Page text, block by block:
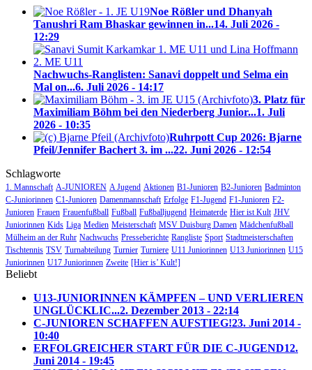
Noe Rößler und Dhanyah
Tanushri Ram Bhaskar gewinnen in...14. Juli 2026 -
12:29
Nachwuchs-Ranglisten: Sanavi doppelt und Selma ein
Mal on...6. Juli 2026 - 14:17
3. Platz für
Maximiliam Böhm bei den Niederberg Junior...1. Juli
2026 - 10:35
Ruhrpott Cup 2026: Bjarne
Pfeil/Jennifer Bachert 3. im ...22. Juni 2026 - 12:54
Schlagworte
1. Mannschaft A-JUNIOREN A Jugend Aktionen B1-Junioren B2-Junioren Badminton
C-Juniorinnen C1-Junioren Damenmannschaft Erfolge F1-Jugend F1-Junioren F2-
Junioren Frauen Frauenfußball Fußball Fußballjugend Heimaterde Hier ist Kult JHV
Juniorinnen Kids Liga Medien Meisterschaft MSV Duisburg Damen Mädchenfußball
Mülheim an der Ruhr Nachwuchs Presseberichte Rangliste Sport Stadtmeisterschaften
Tischtennis TSV Turnabteilung Turnier Turniere U11 Juniorinnen U13 Juniorinnen U15
Juniorinnen U17 Juniorinnen Zweite [Hier is’ Kult!]
Beliebt
U13-JUNIORINNEN KÄMPFEN – UND VERLIEREN
UNGLÜCKLIC...2. Dezember 2013 - 22:14
C-JUNIOREN SCHAFFEN AUFSTIEG!23. Juni 2014 -
10:40
ERFOLGREICHER START FÜR DIE C-JUGEND12.
Juni 2014 - 19:45